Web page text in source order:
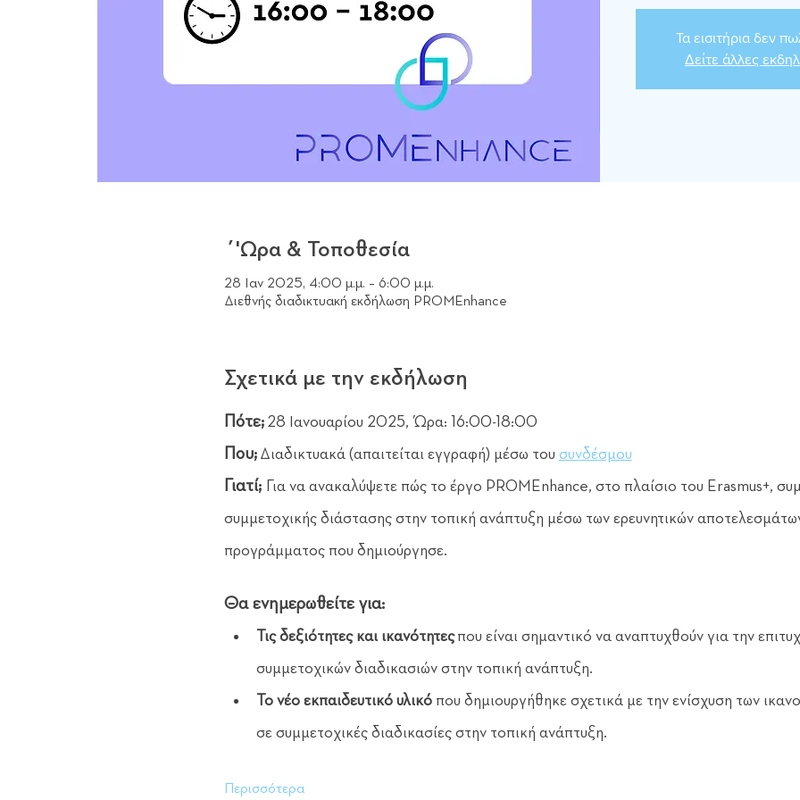
Τα εισιτήρια δεν
Δείτε άλλες
΄'Ωρα & Τοποθεσία
28 Ιαν 2025, 4:00 μ.μ. – 6:00 μ.μ.
Διεθνής διαδικτυακή εκδήλωση PROMEnhance
Σχετικά με την εκδήλωση
Πότε; 28 Ιανουαρίου 2025, Ώρα: 16:00-18:00
Που; Διαδικτυακά (απαιτείται εγγραφή) μέσω του συνδέσμου
Γιατί; Για να ανακαλύψετε πώς το έργο PROMEnhance, στο πλαίσιο του Erasmus+,
συμμετοχικής διάστασης στην τοπική ανάπτυξη μέσω των ερευνητικών
προγράμματος που δημιούργησε.
Θα ενημερωθείτε για:
Τις δεξιότητες και ικανότητες που είναι σημαντικό να αναπτυχθούν για την
συμμετοχικών διαδικασιών στην τοπική ανάπτυξη.
Το νέο εκπαιδευτικό υλικό που δημιουργήθηκε σχετικά με την ενίσχυση των
σε συμμετοχικές διαδικασίες στην τοπική ανάπτυξη.
Περισσότερα